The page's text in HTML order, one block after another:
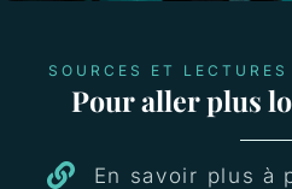
SOURCES ET
Pour aller plus
En savoir plus à